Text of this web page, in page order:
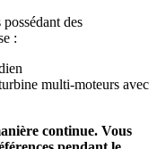
des
:
multi-moteurs avec
continue. Vous